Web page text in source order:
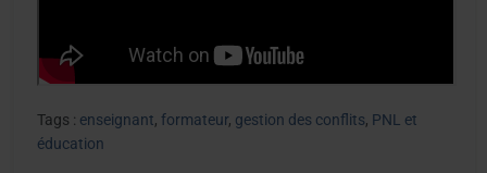
Tags : enseignant,formateur, gestion des conflits, PNL et
éducation